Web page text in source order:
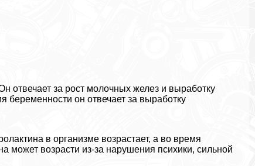
отвечает за рост молочных желез и выработку
беременности он отвечает за выработку
в организме возрастает, а во время
может возрасти из-за нарушения психики, сильной